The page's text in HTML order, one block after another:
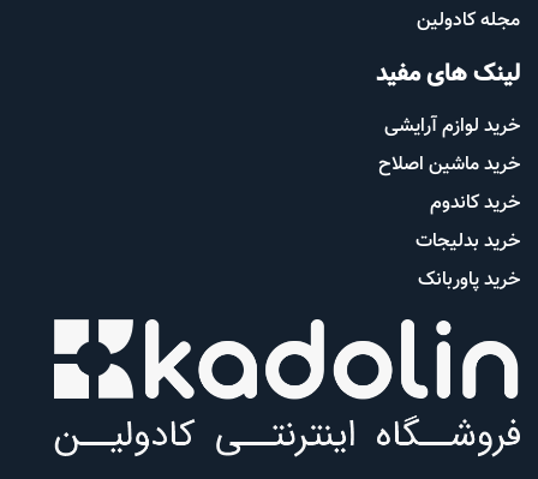
مجله کادولین
لینک های مفید
خرید لوازم آرایشی
خرید ماشین اصلاح
خرید کاندوم
خرید بدلیجات
خرید پاوربانک